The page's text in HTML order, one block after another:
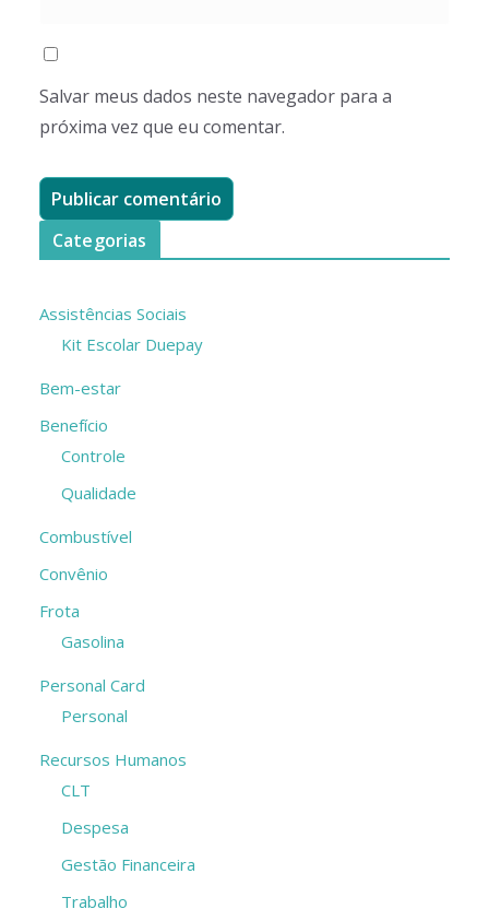
Salvar meus dados neste navegador para a
próxima vez que eu comentar.
Categorias
Assistências Sociais
Kit Escolar Duepay
Bem-estar
Benefício
Controle
Qualidade
Combustível
Convênio
Frota
Gasolina
Personal Card
Personal
Recursos Humanos
CLT
Despesa
Gestão Financeira
Trabalho